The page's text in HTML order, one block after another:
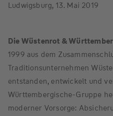
Ludwigsburg, 13. Mai 2019
Die Wüstenrot &
1999 aus dem
Traditionsunternehmen
entstanden, entwickelt und
Württembergische-Gruppe
moderner Vorsorge: